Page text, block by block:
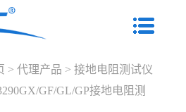
> 代理产品 > 接地电阻测试仪
GF/GL/GP接地电阻测